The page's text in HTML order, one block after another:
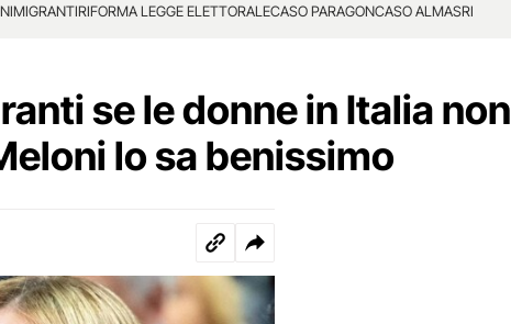
MIGRANTIRIFORMA LEGGE ELETTORALECASO PARAGONCASO ALMASRI
se le donne in Italia non
lo sa benissimo